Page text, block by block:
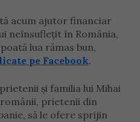
acum ajutor financiar
neînsuflețit în România,
lua rămas bun,
pe Facebook.
și familia lui Mihai
prietenii din
să le ofere sprijin